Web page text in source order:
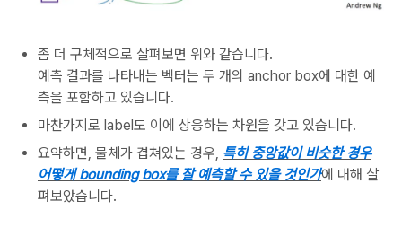
좀 더 구체적으로 살펴보면 위와 같습니다.
예측 결과를 나타내는 벡터는 두 개의 anchor box에 대한 예
측을 포함하고 있습니다.
마찬가지로 label도 이에 상응하는 차원을 갖고 있습니다.
요약하면, 물체가 겹쳐있는 경우, 특히 중앙값이 비슷한 경우
어떻게 bounding box를 잘 예측할 수 있을 것인가에 대해 살
펴보았습니다.